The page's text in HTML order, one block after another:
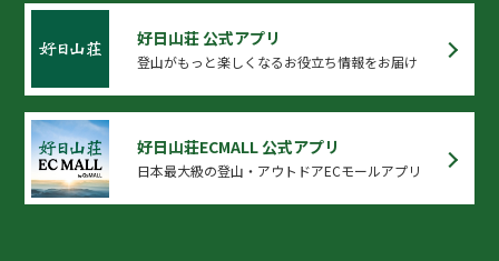
好日山荘 公式アプリ
登山がもっと楽しくなるお役立ち情報をお届け
好日山荘ECMALL 公式アプリ
日本最大級の登山・アウトドアECモールアプリ